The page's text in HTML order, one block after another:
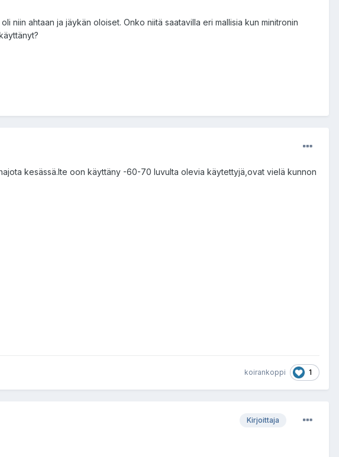
niin ahtaan ja jäykän oloiset. Onko niitä saatavilla eri mallisia kun minitronin
kesässä.Ite oon käyttäny -60-70 luvulta olevia käytettyjä,ovat vielä kunnon
koirankoppi 1
Kirjoittaja